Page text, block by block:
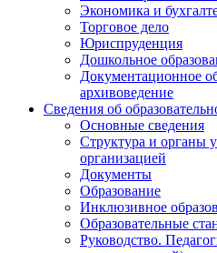
Экономика и
Торговое дело
Юриспруденция
Дошкольное
Документационное
архивоведение
Сведения об
Основные сведения
Структура и органы
организацией
Документы
Образование
Инклюзивное
Образовательные
Руководство.